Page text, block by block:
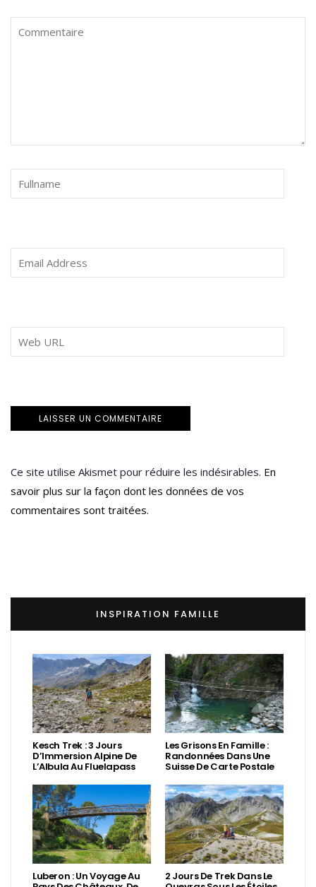
Ce site utilise Akismet pour réduire les indésirables. En
savoir plus sur la façon dont les données de vos
commentaires sont traitées.
INSPIRATION FAMILLE
Kesch Trek : 3 Jours
D’Immersion Alpine De
L’Albula Au Fluelapass
Les Grisons En Famille :
Randonnées Dans Une
Suisse De Carte Postale
Luberon : Un Voyage Au 2 Jours De Trek Dans Le